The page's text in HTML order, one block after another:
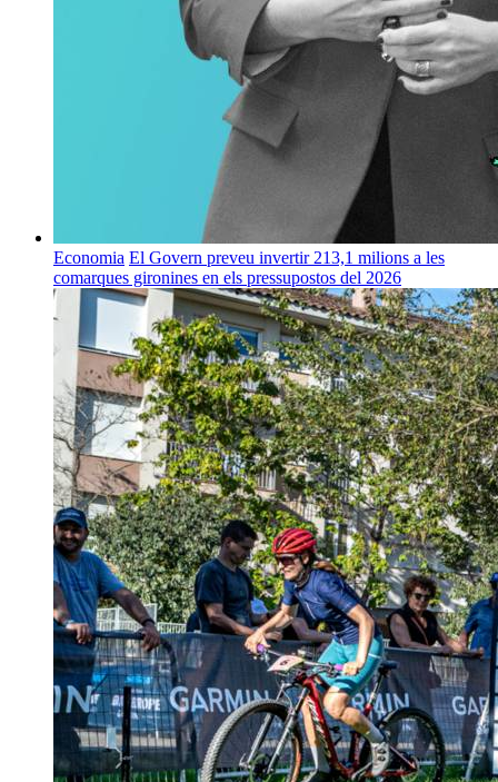
Economia El Govern preveu invertir 213,1 milions a les
comarques gironines en els pressupostos del 2026